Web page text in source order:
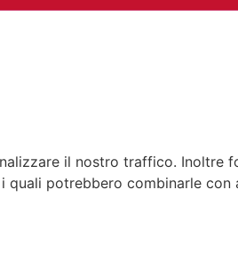
il nostro traffico. Inoltre
potrebbero combinarle